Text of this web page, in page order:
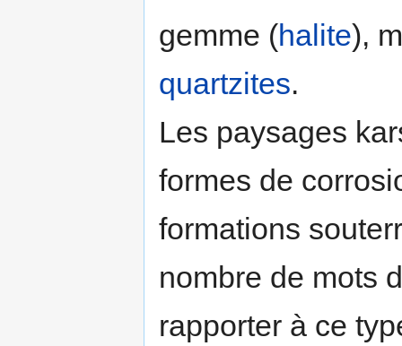
gemme (halite),
quartzites.
Les paysages
formes de
formations
nombre de mots
rapporter à ce